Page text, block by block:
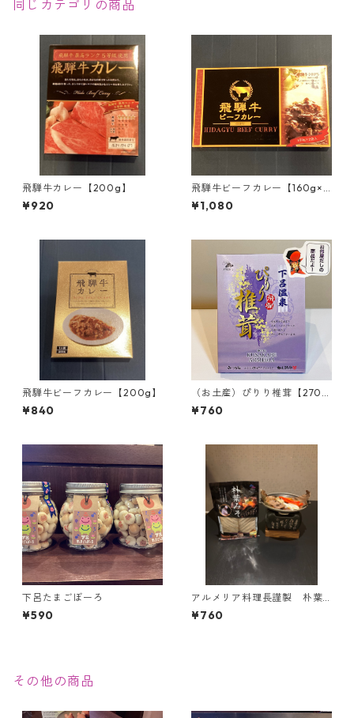
同じカテゴリの商品
飛騨牛カレー【200g】
¥920
飛騨牛ビーフカレー【160g×2
袋入】
¥1,080
飛騨牛ビーフカレー【200g】
¥840
（お土産）ぴりり椎茸【270g
入り】＜当館限定＞
¥760
下呂たまごぼーろ
¥590
アルメリア料理長謹製 朴葉
みそ(2枚入り)
¥760
その他の商品